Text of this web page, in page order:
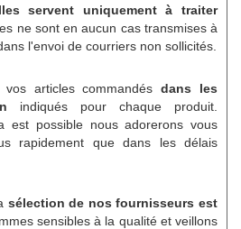
servent uniquement à traiter
ne sont en aucun cas transmises à
l'envoi de courriers non sollicités.
vos articles commandésdans les
indiqués pour chaque produit.
est possible nous adorerons vous
rapidement que dans les délais
sélection de nos fournisseurs est
sensibles à la qualité et veillons